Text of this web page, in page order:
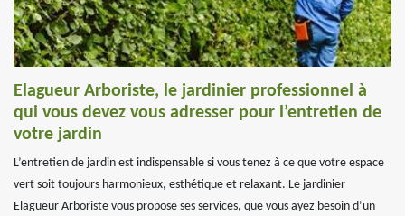
Elagueur Arboriste, le jardinier professionnel à
qui vous devez vous adresser pour l’entretien de
votre jardin
L’entretien de jardin est indispensable si vous tenez à ce que votre espace
vert soit toujours harmonieux, esthétique et relaxant. Le jardinier
Elagueur Arboriste vous propose ses services, que vous ayez besoin d’un